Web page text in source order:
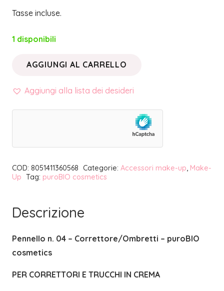
Tasse incluse.
1 disponibili
CORRETTORE/OMBRETTI
quantità
AGGIUNGI AL CARRELLO
Aggiungi alla lista dei desideri
COD: 8051411360568 Categorie: Accessori make-up, Make-
Up Tag: puroBIO cosmetics
Descrizione
Pennello n. 04 – Correttore/Ombretti – puroBIO
cosmetics
PER CORRETTORI E TRUCCHI IN CREMA